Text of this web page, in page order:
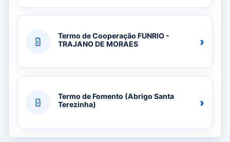
Termo de Cooperação FUNRIO -
TRAJANO DE MORAES
›
Termo de Fomento (Abrigo Santa
Terezinha)
›